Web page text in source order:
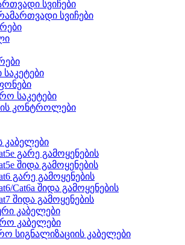
სვიჩები
სვიჩები
საკეტები
საკეტები
კონტროლები
კაბელები
გარე გამოყენების
შიდა გამოყენების
გარე გამოყენების
Cat6a შიდა გამოყენების
შიდა გამოყენების
კაბელები
კაბელები
სიგნალიზაციის კაბელები